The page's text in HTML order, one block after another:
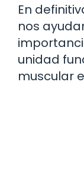
En
nos
unidad
muscular